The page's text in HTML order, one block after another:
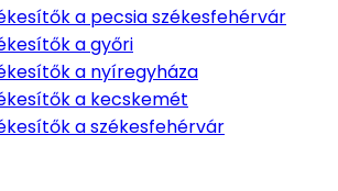
a pecsia székesfehérvár
a győri
a nyíregyháza
a kecskemét
a székesfehérvár